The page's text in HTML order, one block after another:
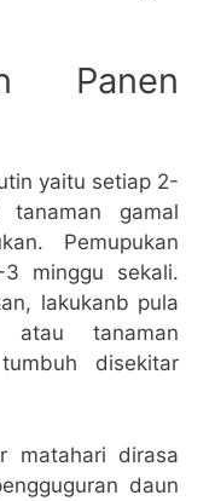
Panen
yaitu setiap 2-
gamal
Pemupukan
minggu sekali.
lakukanb pula
atau tanaman
disekitar
matahari dirasa
daun